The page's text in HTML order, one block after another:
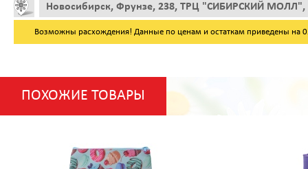
Новосибирск, Фрунзе, 238, ТРЦ "СИБИРСКИЙ МОЛЛ",
Возможны расхождения! Данные по ценам и остаткам приведены на
ПОХОЖИЕ ТОВАРЫ